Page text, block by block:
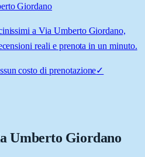
Giordano
a Via Umberto Giordano,
reali e prenota in un minuto.
costo di prenotazione✓
Umberto Giordano